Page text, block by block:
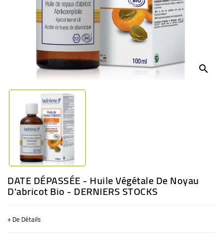
CULTUREL
search
DATE DÉPASSÉE - Huile Végétale De Noyau
D'abricot Bio - DERNIERS STOCKS
+ De Détails